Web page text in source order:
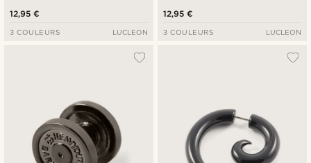
12,95 €
3 COULEURS LUCLEON
12,95 €
3 COULEURS LUCLEON